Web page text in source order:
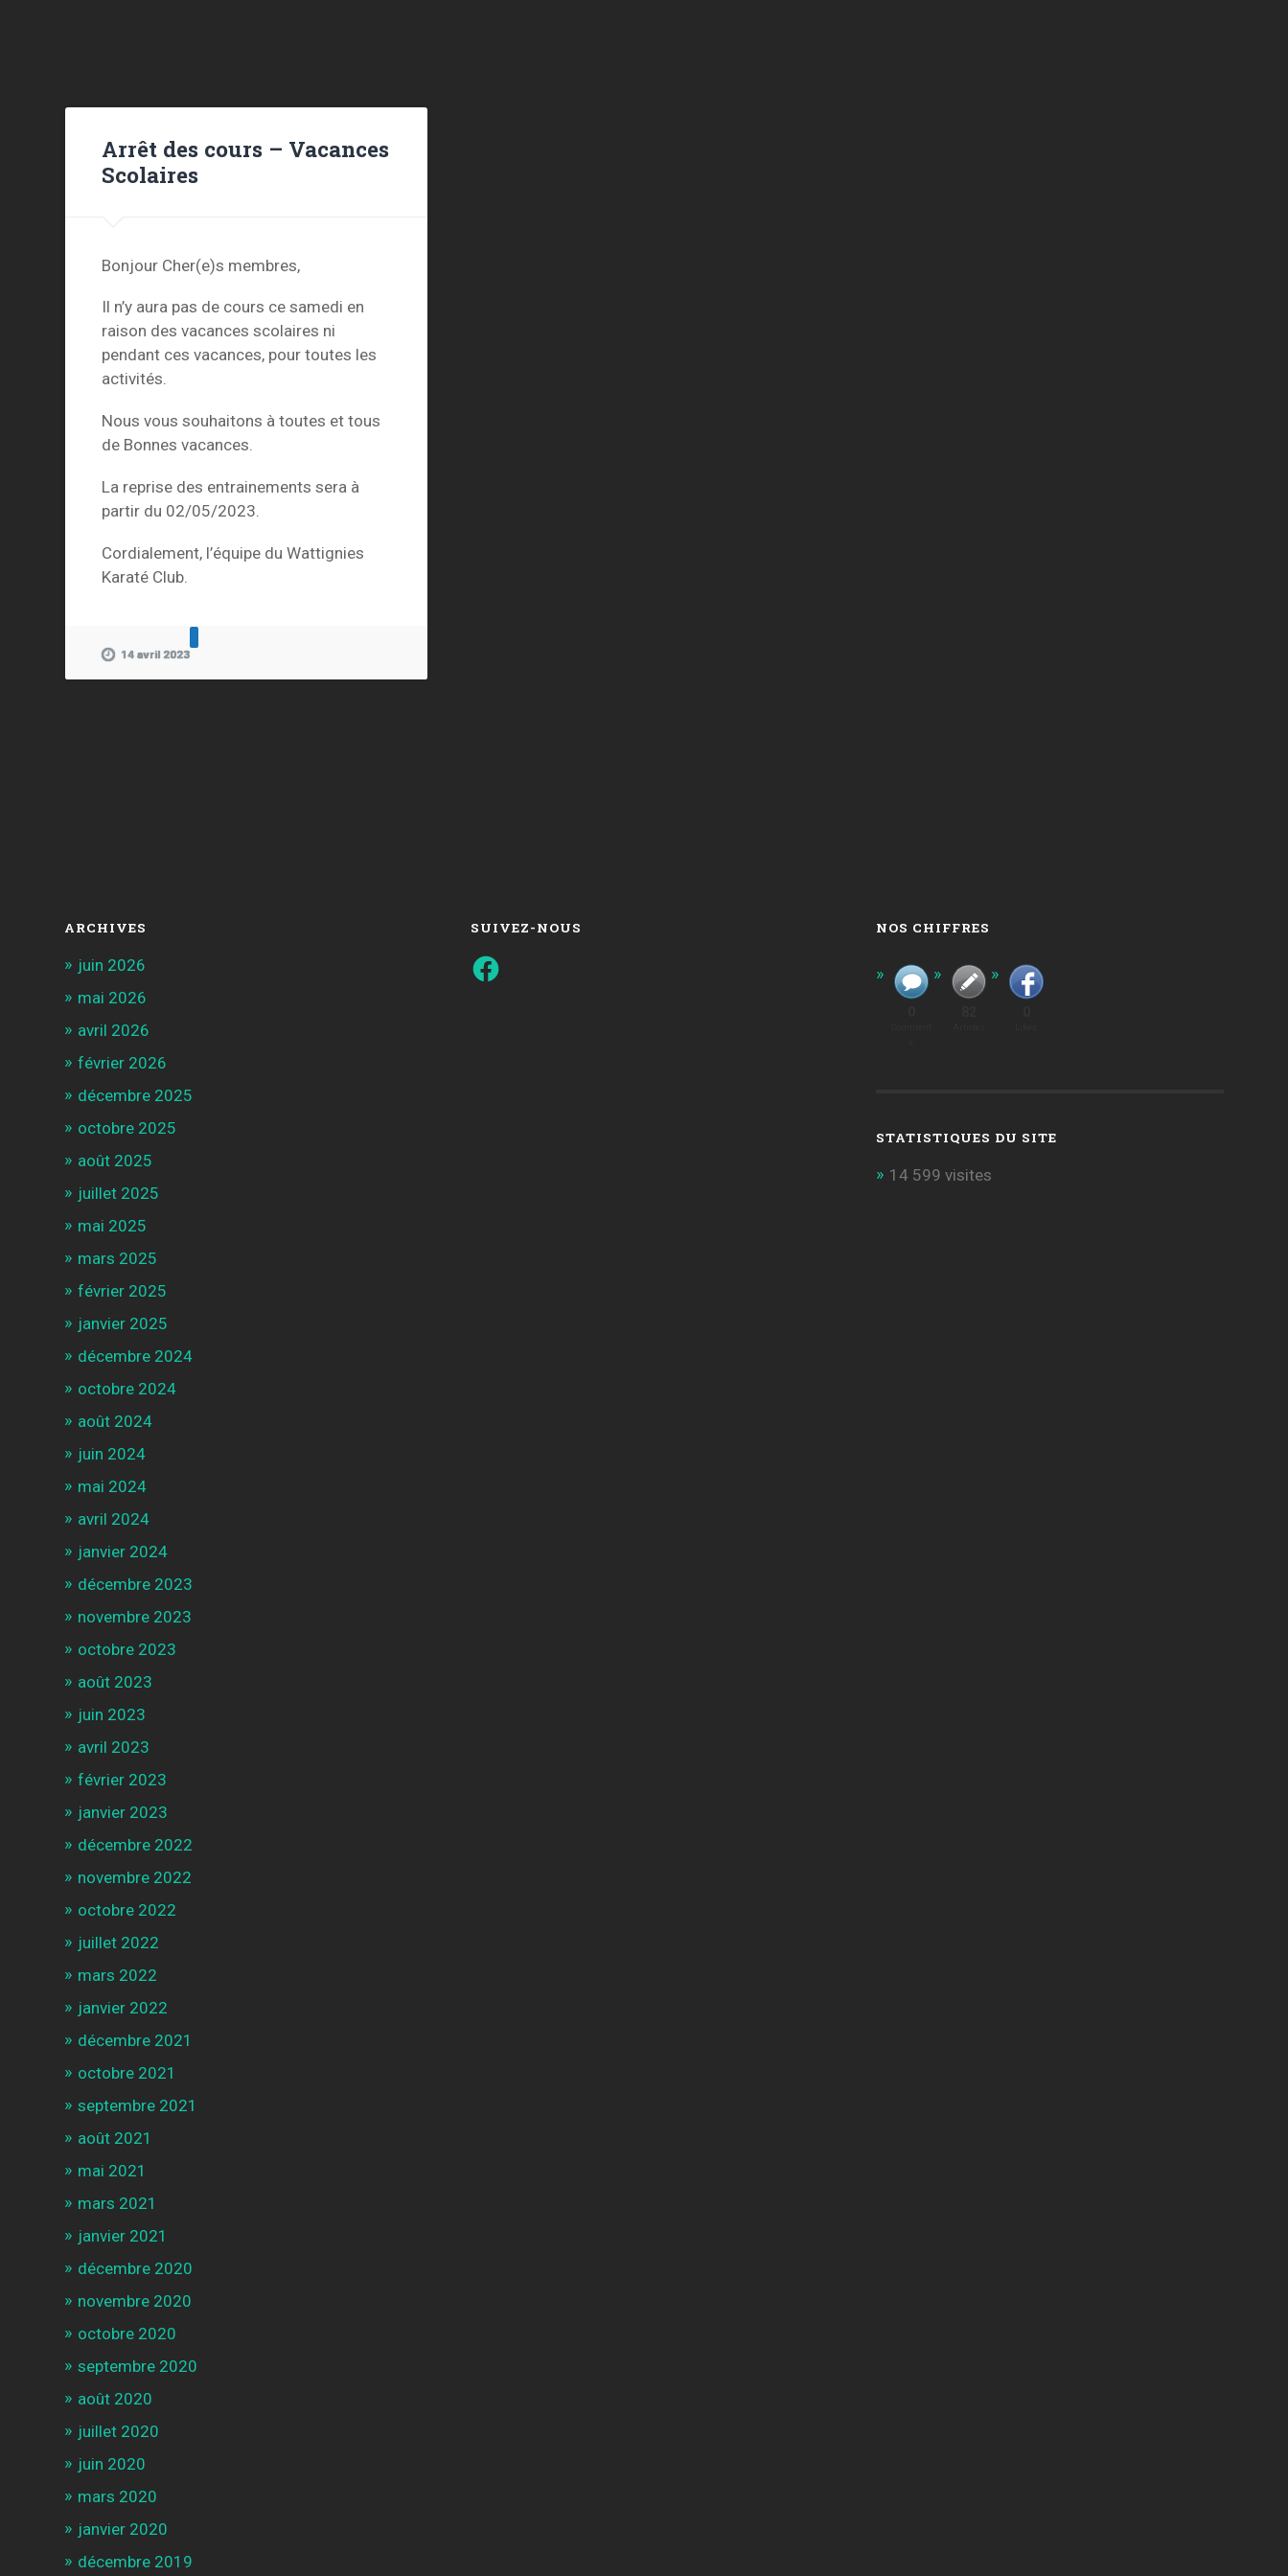
Arrêt des cours – Vacances
Scolaires
Bonjour Cher(e)s membres,
Il n’y aura pas de cours ce samedi en
raison des vacances scolaires ni
pendant ces vacances, pour toutes les
activités.
Nous vous souhaitons à toutes et tous
de Bonnes vacances.
La reprise des entrainements sera à
partir du 02/05/2023.
Cordialement, l’équipe du Wattignies
Karaté Club.
14 avril 2023
ARCHIVES
juin 2026
mai 2026
avril 2026
février 2026
décembre 2025
octobre 2025
août 2025
juillet 2025
mai 2025
mars 2025
février 2025
janvier 2025
décembre 2024
octobre 2024
août 2024
juin 2024
mai 2024
avril 2024
janvier 2024
décembre 2023
novembre 2023
octobre 2023
août 2023
juin 2023
avril 2023
février 2023
janvier 2023
décembre 2022
novembre 2022
octobre 2022
juillet 2022
mars 2022
janvier 2022
décembre 2021
octobre 2021
septembre 2021
août 2021
mai 2021
mars 2021
janvier 2021
décembre 2020
novembre 2020
octobre 2020
septembre 2020
août 2020
juillet 2020
juin 2020
mars 2020
janvier 2020
décembre 2019
SUIVEZ-NOUS
Facebook
NOS CHIFFRES
STATISTIQUES DU SITE
14 599 visites